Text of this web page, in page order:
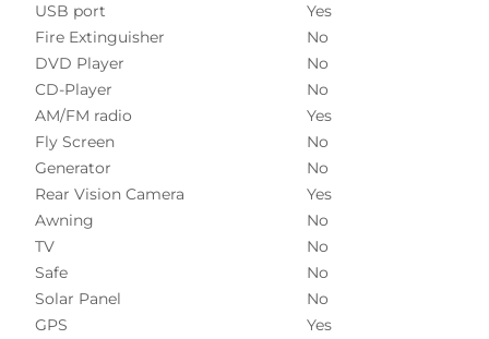
USB port
Yes
Fire Extinguisher
No
DVD Player
No
CD-Player
No
AM/FM radio
Yes
Fly Screen
No
Generator
No
Rear Vision Camera
Yes
Awning
No
TV
No
Safe
No
Solar Panel
No
GPS
Yes